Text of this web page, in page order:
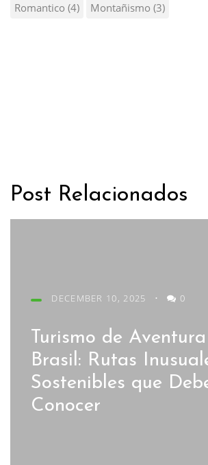
Romantico (4) Montañismo (3)
Post Relacionados
DECEMBER 10, 2025 • 0
Turismo de
Brasil: Rutas
Sostenibles que
Conocer